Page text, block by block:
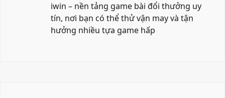
iwin – nền tảng game bài đổi thưởng uy
tín, nơi bạn có thể thử vận may và tận
hưởng nhiều tựa game hấp